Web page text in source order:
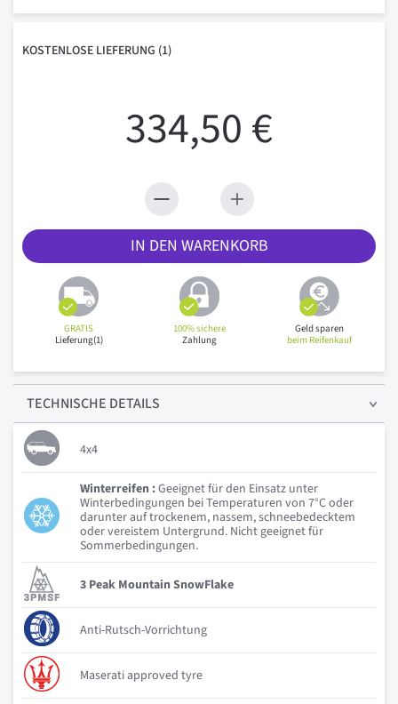
KOSTENLOSE LIEFERUNG (1)
334,50 €
IN DEN WARENKORB
GRATIS
Lieferung(1)
100% sichere
Zahlung
Geld sparen
beim Reifenkauf
TECHNISCHE DETAILS
4x4
Winterreifen :Geeignet für den Einsatz unter
Winterbedingungen bei Temperaturen von 7°C oder
darunter auf trockenem, nassem, schneebedecktem
oder vereistem Untergrund. Nicht geeignet für
Sommerbedingungen.
3 Peak Mountain SnowFlake
Anti-Rutsch-Vorrichtung
Maserati approved tyre